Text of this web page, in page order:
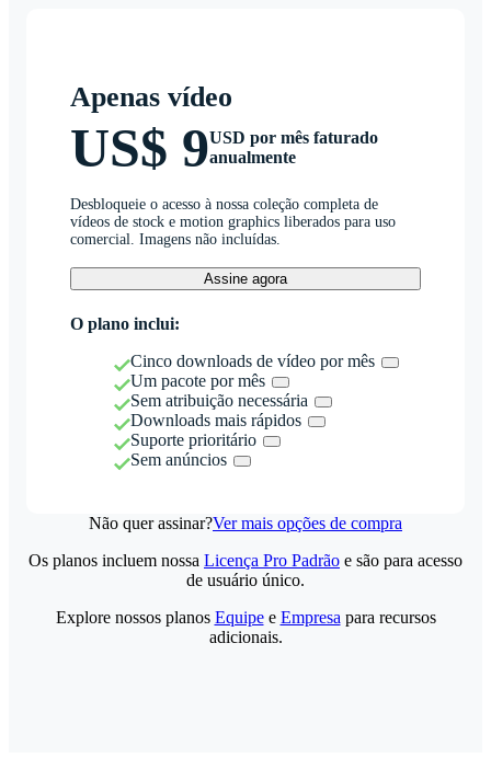
Apenas vídeo
US$ 9USD por mês faturado
anualmente
Desbloqueie o acesso à nossa coleção completa de
vídeos de stock e motion graphics liberados para uso
comercial. Imagens não incluídas.
Assine agora
O plano inclui:
Cinco downloads de vídeo por mês
Um pacote por mês
Sem atribuição necessária
Downloads mais rápidos
Suporte prioritário
Sem anúncios
Não quer assinar?Ver mais opções de compra
Os planos incluem nossa Licença Pro Padrão e são para acesso
de usuário único.
Explore nossos planos Equipee Empresa para recursos
adicionais.